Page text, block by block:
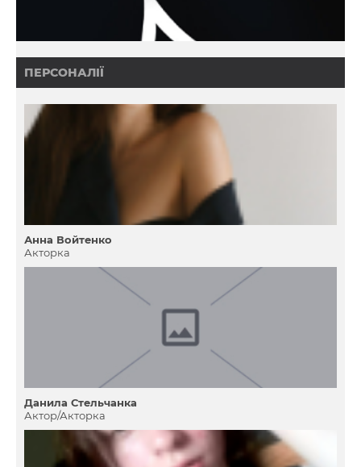
ПЕРСОНАЛІЇ
Анна Войтенко
Акторка
Данила Стельчанка
Актор/Акторка